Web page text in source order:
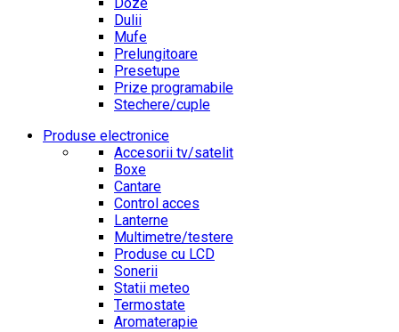
Dulii
Mufe
Prelungitoare
Presetupe
Prize programabile
Stechere/cuple
Produse electronice
Accesorii tv/satelit
Boxe
Cantare
Control acces
Lanterne
Multimetre/testere
Produse cu LCD
Sonerii
Statii meteo
Termostate
Aromaterapie